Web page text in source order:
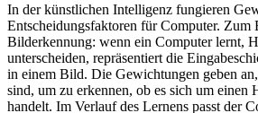
In derkünstlichen Intelligenz fungieren
Entscheidungsfaktoren für Computer. Zum
Bilderkennung: wenn ein Computerlernt,
unterscheiden, repräsentiert die
in einem Bild. Die Gewichtungen geben
sind, um zu erkennen, ob es sich um einen
handelt. Im Verlaufdes Lernens passt der